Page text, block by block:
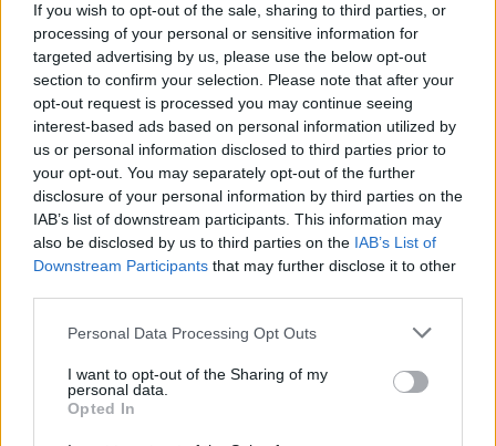
If you wish to opt-out of the sale, sharing to third parties, or
processing of your personal or sensitive information for
targeted advertising by us, please use the below opt-out
section to confirm your selection. Please note that after your
opt-out request is processed you may continue seeing
interest-based ads based on personal information utilized by
us or personal information disclosed to third parties prior to
your opt-out. You may separately opt-out of the further
disclosure of your personal information by third parties on the
IAB’s list of downstream participants. This information may
also be disclosed by us to third parties on the IAB’s List of
Downstream Participants that may further disclose it to other
Personal Data Processing Opt Outs
I want to opt-out of the Sharing of my
personal data.
Opted In
Az Országgyűlés 2026. július 28-án elfogadta a
Helyreállítási és Ellenállóképességi Tervhez (RRF), egyes
kormányprogramokhoz és kormányhatározatokhoz
kapcsolódó adóintézkedésekről, v
A városok egyik legjobb klímafegyvere a fa, de a
legtöbb helyen még mindig nem ültetnek eleget
A városi hőségnek évente 350 ezren esnek áldozatául. Két
friss kutatás egybehangzó eredménye szerint a fakorona
akár a városi hőszigethatás felét is semlegesítheti
KONYHAKONTROLLING
felháborítóan hangzanak, de jobban megnézve
összességében jobb kimenethez vezetnek. Az igaz, hogy
némi kellemetlenséggel is járnak. Az
BANKMONITOR